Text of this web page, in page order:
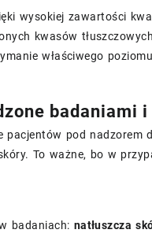
wysokiej zawartości
kwasów
właściwego
badaniami
pacjentów pod nadzorem
To ważne, bo w
badaniach: natłuszcza